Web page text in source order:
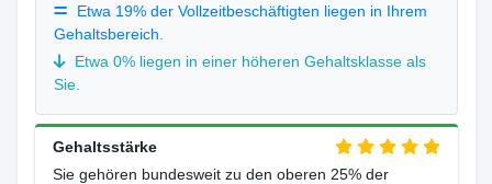
Etwa 19% der Vollzeitbeschäftigten liegen in Ihrem
Gehaltsbereich.
Etwa 0% liegen in einer höheren Gehaltsklasse als
Sie.
Gehaltsstärke
Sie gehören bundesweit zu den oberen 25% der